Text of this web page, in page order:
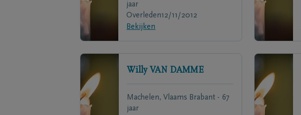
jaar
Overleden12/11/2012
Bekijken
Willy VAN DAMME
Machelen, Vlaams Brabant - 67
jaar